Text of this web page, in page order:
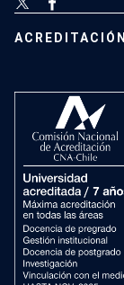
ACREDITACIÓN